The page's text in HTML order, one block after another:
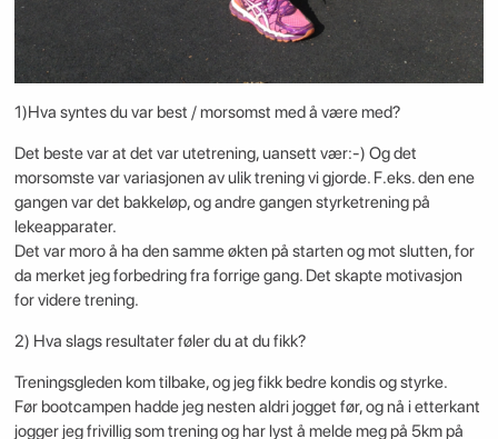
1)Hva syntes du var best / morsomst med å være med?
Det beste var at det var utetrening, uansett vær:-) Og det
morsomste var variasjonen av ulik trening vi gjorde. F.eks. den ene
gangen var det bakkeløp, og andre gangen styrketrening på
lekeapparater.
Det var moro å ha den samme økten på starten og mot slutten, for
da merket jeg forbedring fra forrige gang. Det skapte motivasjon
for videre trening.
2) Hva slags resultater føler du at du fikk?
Treningsgleden kom tilbake, og jeg fikk bedre kondis og styrke.
Før bootcampen hadde jeg nesten aldri jogget før, og nå i etterkant
jogger jeg frivillig som trening og har lyst å melde meg på 5km på